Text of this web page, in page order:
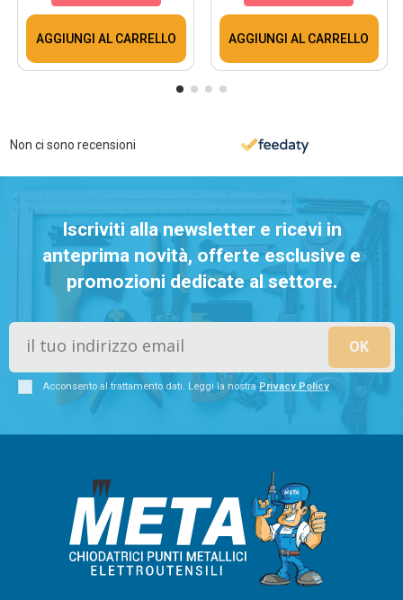
AGGIUNGI AL CARRELLO AGGIUNGI AL CARRELLO
Non ci sono recensioni
Iscriviti alla newsletter e ricevi in
anteprima novità, offerte esclusive e
promozioni dedicate al settore.
Acconsento al trattamento dati. Leggi la nostraPrivacy Policy